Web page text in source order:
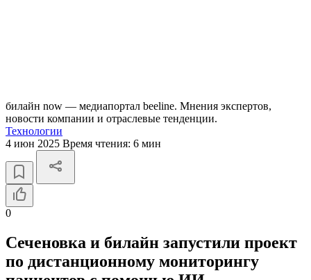
билайн now — медиапортал beeline. Мнения экспертов,
новости компании и отраслевые тенденции.
Технологии
4 июн 2025 Время чтения: 6 мин
0
Сеченовка и билайн запустили проект
по дистанционному мониторингу